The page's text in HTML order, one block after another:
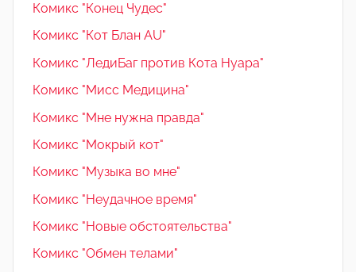
Комикс "Конец Чудес"
Комикс "Кот Блан AU"
Комикс "ЛедиБаг против Кота Нуара"
Комикс "Мисс Медицина"
Комикс "Мне нужна правда"
Комикс "Мокрый кот"
Комикс "Музыка во мне"
Комикс "Неудачное время"
Комикс "Новые обстоятельства"
Комикс "Обмен телами"